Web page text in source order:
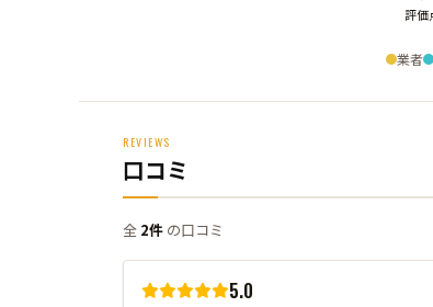
業者
REVIEWS
口コミ
全 2件 の口コミ
5.0